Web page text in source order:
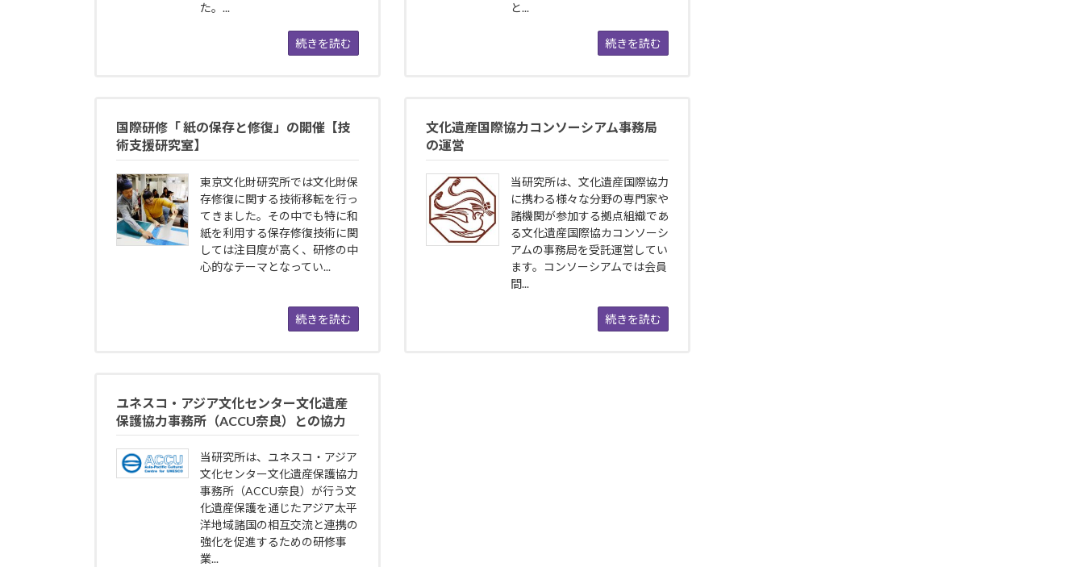
た。...
続きを読む
と...
続きを読む
国際研修「 紙の保存と修復」の開催【技
術支援研究室】
東京文化財研究所では文化財保
存修復に関する技術移転を行っ
てきました。その中でも特に和
紙を利用する保存修復技術に関
しては注目度が高く、研修の中
心的なテーマとなってい...
続きを読む
文化遺産国際協力コンソーシアム事務局
の運営
当研究所は、文化遺産国際協力
に携わる様々な分野の専門家や
諸機関が参加する拠点組織であ
る文化遺産国際協カコンソーシ
アムの事務局を受託運営してい
ます。コンソーシアムでは会員
間...
続きを読む
ユネスコ・アジア文化センター文化遺産
保護協力事務所（ACCU奈良）との協力
当研究所は、ユネスコ・アジア
文化センター文化遺産保護協力
事務所（ACCU奈良）が行う文
化遺産保護を通じたアジア太平
洋地域諸国の相互交流と連携の
強化を促進するための研修事
業...